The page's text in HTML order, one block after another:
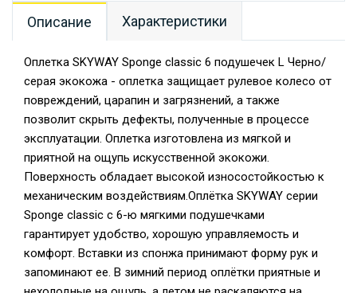
Описание Характеристики
Оплетка SKYWAY Sponge classic 6 подушечек L Черно/
серая экокожа - оплетка защищает рулевое колесо от
повреждений, царапин и загрязнений, а также
позволит скрыть дефекты, полученные в процессе
эксплуатации. Оплетка изготовлена из мягкой и
приятной на ощупь искусственной экокожи.
Поверхность обладает высокой износостойкостью к
механическим воздействиям.Оплётка SKYWAY серии
Sponge classic с 6-ю мягкими подушечками
гарантирует удобство, хорошую управляемость и
комфорт. Вставки из спонжа принимают форму рук и
запоминают ее. В зимний период оплётки приятные и